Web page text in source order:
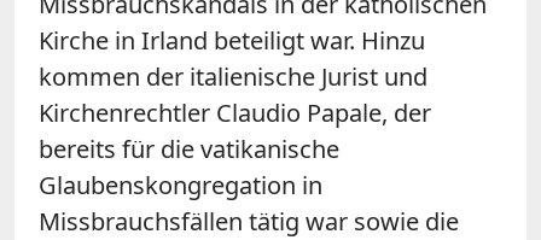
Kirche in Irland beteiligt war. Hinzu
kommen der italienische Jurist und
Kirchenrechtler Claudio Papale, der
bereits für die vatikanische
Glaubenskongregation in
Missbrauchsfällen tätig war sowie die